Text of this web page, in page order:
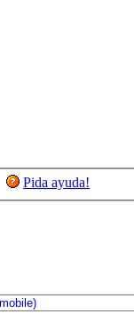
Pida ayuda!